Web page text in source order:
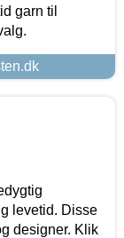
garn til
levetid. Disse
designer. Klik